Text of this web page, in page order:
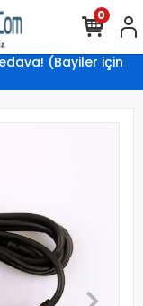
(Bayiler için
0